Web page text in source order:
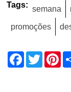
Tags: semana
promoções
Facebook
Twitter